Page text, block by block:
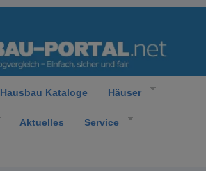
Hausbau Kataloge Häuser
Aktuelles Service